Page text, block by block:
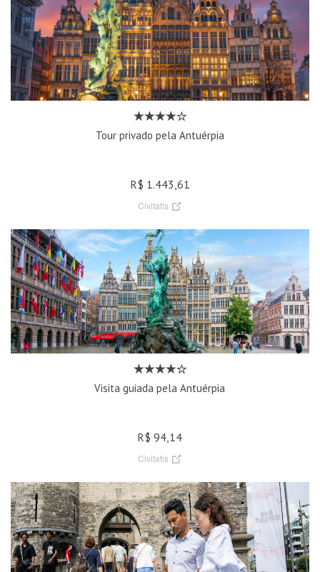
Tour privado pela Antuérpia
R$ 1.443,61
Civitatis
Visita guiada pela Antuérpia
R$ 94,14
Civitatis